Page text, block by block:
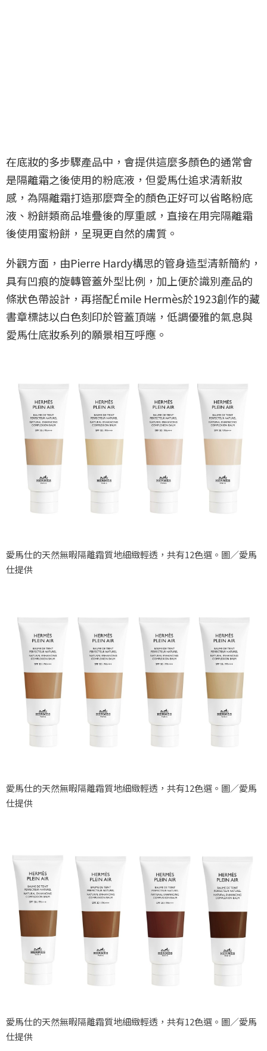
在底妝的多步驟產品中，會提供這麼多顏色的通常會
是隔離霜之後使用的粉底液，但愛馬仕追求清新妝
感，為隔離霜打造那麼齊全的顏色正好可以省略粉底
液、粉餅類商品堆疊後的厚重感，直接在用完隔離霜
後使用蜜粉餅，呈現更自然的膚質。
外觀方面，由Pierre Hardy構思的管身造型清新簡約，
具有凹痕的旋轉管蓋外型比例，加上便於識別產品的
條狀色帶設計，再搭配Émile Hermès於1923創作的藏
書章標誌以白色刻印於管蓋頂端，低調優雅的氣息與
愛馬仕底妝系列的願景相互呼應。
愛馬仕的天然無暇隔離霜質地細緻輕透，共有12色選。圖／愛馬
仕提供
愛馬仕的天然無暇隔離霜質地細緻輕透，共有12色選。圖／愛馬
仕提供
愛馬仕的天然無暇隔離霜質地細緻輕透，共有12色選。圖／愛馬
仕提供